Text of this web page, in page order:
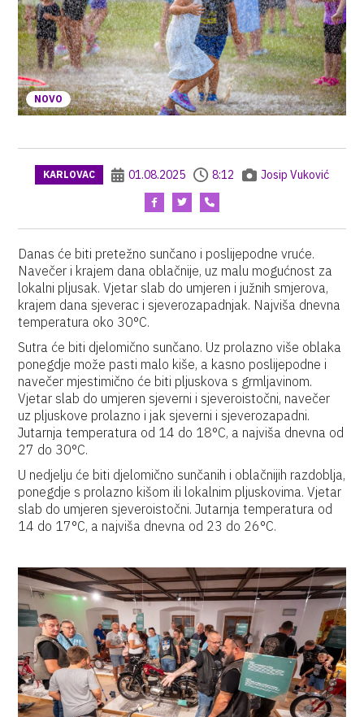
NOVO
KARLOVAC 01.08.2025 8:12 Josip Vuković
Danas će biti pretežno sunčano i poslijepodne vruće.
Navečer i krajem dana oblačnije, uz malu mogućnost za
lokalni pljusak. Vjetar slab do umjeren i južnih smjerova,
krajem dana sjeverac i sjeverozapadnjak. Najviša dnevna
temperatura oko 30°C.
Sutra će biti djelomično sunčano. Uz prolazno više oblaka
ponegdje može pasti malo kiše, a kasno poslijepodne i
navečer mjestimično će biti pljuskova s grmljavinom.
Vjetar slab do umjeren sjeverni i sjeveroistočni, navečer
uz pljuskove prolazno i jak sjeverni i sjeverozapadni.
Jutarnja temperatura od 14 do 18°C, a najviša dnevna od
27 do 30°C.
U nedjelju će biti djelomično sunčanih i oblačnijih razdoblja,
ponegdje s prolazno kišom ili lokalnim pljuskovima. Vjetar
slab do umjeren sjeveroistočni. Jutarnja temperatura od
14 do 17°C, a najviša dnevna od 23 do 26°C.